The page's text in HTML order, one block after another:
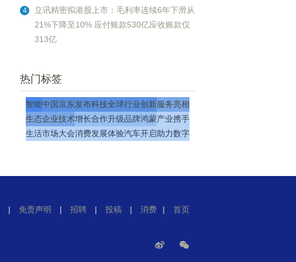
4
立讯精密拟港股上市：毛利率连续6年下滑从
21%下降至10% 应付账款530亿应收账款仅
313亿
热门标签
智能中国京东发布科技全球行业创新服务亮相
生态企业技术增长合作升级品牌鸿蒙产业携手
生活市场大会消费发展体验汽车开启助力数字
| 免责声明 | 招聘 | 投稿 | 消费 | 首页